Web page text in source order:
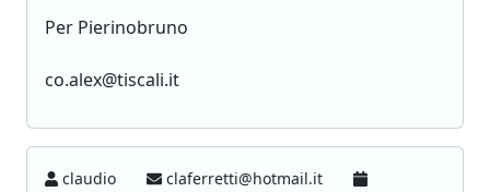
Per Pierinobruno
co.alex@tiscali.it
claudio
claferretti@hotmail.it